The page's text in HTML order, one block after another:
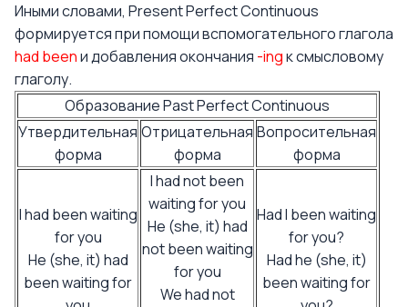
Иными словами, Present Perfect Continuous
формируется при помощи вспомогательного глагола
had beenи добавления окончания -ingк смысловому
глаголу.
Образование Past Perfect Continuous
Утвердительная
форма
Отрицательная
форма
Вопросительная
форма
I had been waiting
for you
He (she, it) had
been waiting for
I had not been
waiting for you
He (she, it) had
not been waiting
for you
We had not
Had I been waiting
for you?
Had he (she, it)
been waiting for